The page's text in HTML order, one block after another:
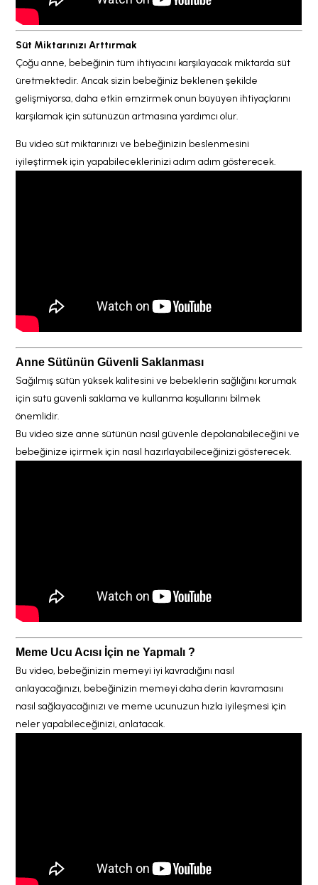
Süt Miktarınızı Arttırmak
Çoğu anne, bebeğinin tüm ihtiyacını karşılayacak miktarda süt
üretmektedir. Ancak sizin bebeğiniz beklenen şekilde
gelişmiyorsa, daha etkin emzirmek onun büyüyen ihtiyaçlarını
karşılamak için sütünüzün artmasına yardımcı olur.
Bu video süt miktarınızı ve bebeğinizin beslenmesini
iyileştirmek için yapabileceklerinizi adım adım gösterecek.
Anne Sütünün Güvenli Saklanması
Sağılmış sütün yüksek kalitesini ve bebeklerin sağlığını korumak
için sütü güvenli saklama ve kullanma koşullarını bilmek
önemlidir.
Bu video size anne sütünün nasıl güvenle depolanabileceğini ve
bebeğinize içirmek için nasıl hazırlayabileceğinizi gösterecek.
Meme Ucu Acısı İçin ne Yapmalı ?
Bu video, bebeğinizin memeyi iyi kavradığını nasıl
anlayacağınızı, bebeğinizin memeyi daha derin kavramasını
nasıl sağlayacağınızı ve meme ucunuzun hızla iyileşmesi için
neler yapabileceğinizi, anlatacak.